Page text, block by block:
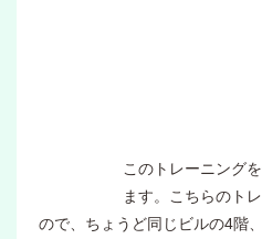
このトレーニング
ます。こちらのト
ので、ちょうど同じビルの4階